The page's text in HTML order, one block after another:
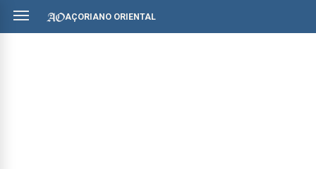
AÇORIANO ORIENTAL